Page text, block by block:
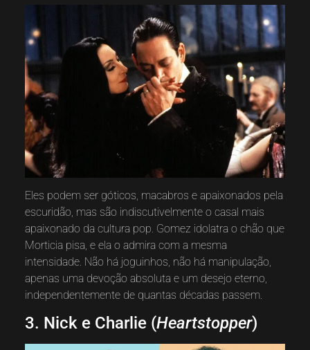
Eles podem ser góticos, macabros e apaixonados pela
escuridão, mas são indiscutivelmente o casal mais
apaixonado da cultura pop. Gomez idolatra o chão que
Morticia pisa, e ela o admira com a mesma
intensidade. Não há joguinhos, não há manipulação,
apenas uma devoção absoluta e um desejo eterno,
independentemente de quantas décadas passem.
3. Nick e Charlie (Heartstopper)